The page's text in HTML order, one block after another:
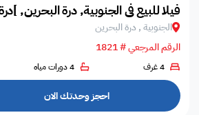
فيلا للبيع في الجنوبية, درة البحرين,
الجنوبية , درة البحرين
الرقم المرجعي # 1821
4 غرف 4 دورات مياه
احجز وحدتك الان